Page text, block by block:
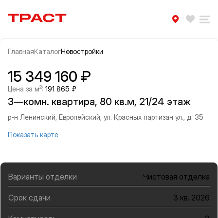
Траст | Служба недвижимости
ГлавнаяКаталогНовостройки
Информация об объекте
Галерея
15 349 160 ₽
Цена за м2: 191 865 ₽
3—комн. квартира, 80 кв.м, 21/24 этаж
р-н Ленинский, Европейский, ул. Красных партизан ул., д. 35
Показать карте
Варианты отделки Чистовая отделка
Срок сдачи 3 кв. 2026